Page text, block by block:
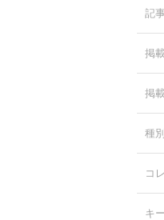
記
掲
掲
種別
コ
キ